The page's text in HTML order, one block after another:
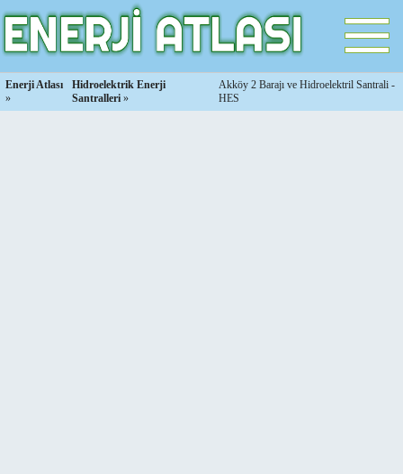
Enerji Atlası
»
Hidroelektrik Enerji
Santralleri»
Akköy 2 Barajı ve Hidroelektril Santrali -
HES